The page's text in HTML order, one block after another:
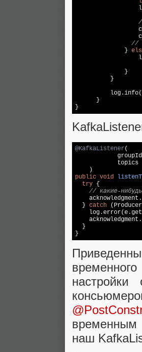
//
              }
              }
          }
          log.info(
      }
}
@KafkaListener (
public void
try {
// какие-
  }
catch
  }
}
временным
наш